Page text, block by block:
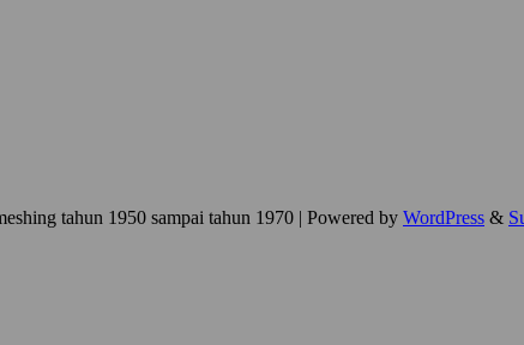
tahun 1950 sampai tahun 1970 | Powered by WordPress &